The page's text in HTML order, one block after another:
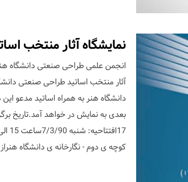
نمایشگاه آثار منتخب
انجمن علمی طراحی صنعتی دانشگاه
آثار منتخب اساتید طراحی صنعتی
دانشگاه هنر به همراه اساتید مدعو
کوچه ی دوم - نگارخانه ی دانشگاه